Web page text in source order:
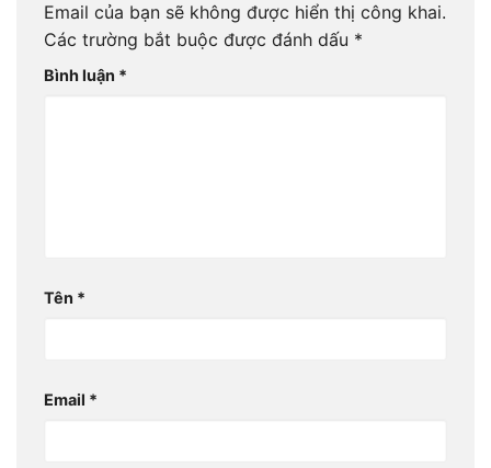
Email của bạn sẽ không được hiển thị công khai.
Các trường bắt buộc được đánh dấu *
Bình luận *
Tên *
Email *